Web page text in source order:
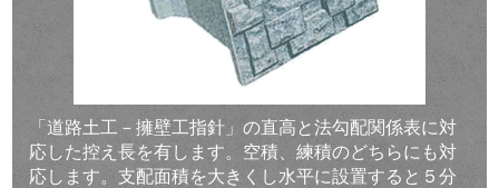
「道路土工－擁壁工指針」の直高と法勾配関係表に対
応した控え長を有します。空積、練積のどちらにも対
応します。支配面積を大きくし水平に設置すると５分